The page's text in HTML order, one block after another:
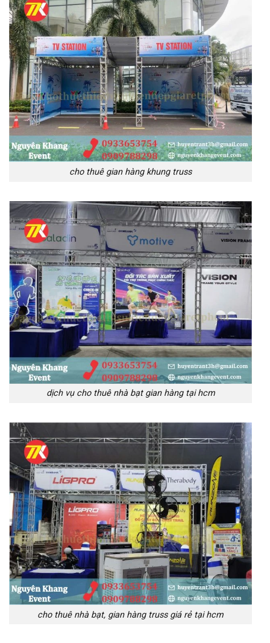
cho thuê gian hàng khung truss
dịch vụ cho thuê nhà bạt gian hàng tại hcm
cho thuê nhà bạt, gian hàng truss giá rẻ tại hcm